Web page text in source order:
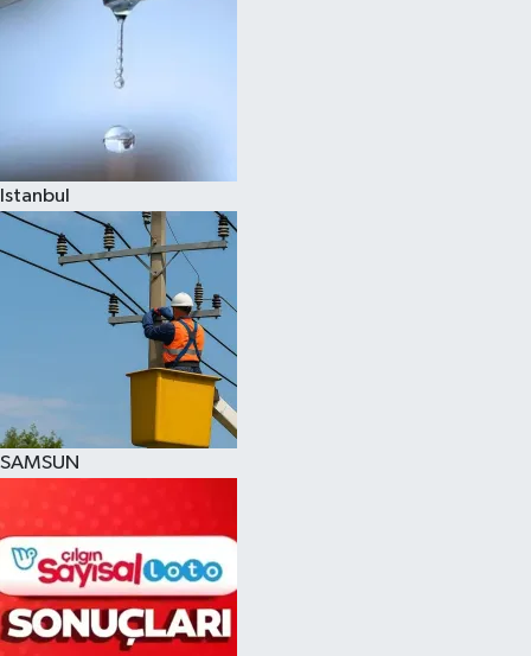
Istanbul
SAMSUN